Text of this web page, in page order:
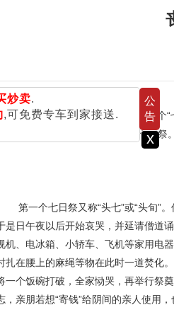
炒卖.
,可免费专车到家接送.
公
告
x
做七时，以第一、三、五、七个“七
七”或只做第一、三、五、七四个七日祭
第一个七日祭又称“头七”或“头旬”。
是日午夜以后开始哀哭，并延请僧道
机、电冰箱、小轿车、飞机等家用电
扎在腰上的麻绳等物在此时一道焚化
一个饭碗打破，全家恸哭，再举行祭
，亲朋若想“寄钱”给阴间的亲人使用